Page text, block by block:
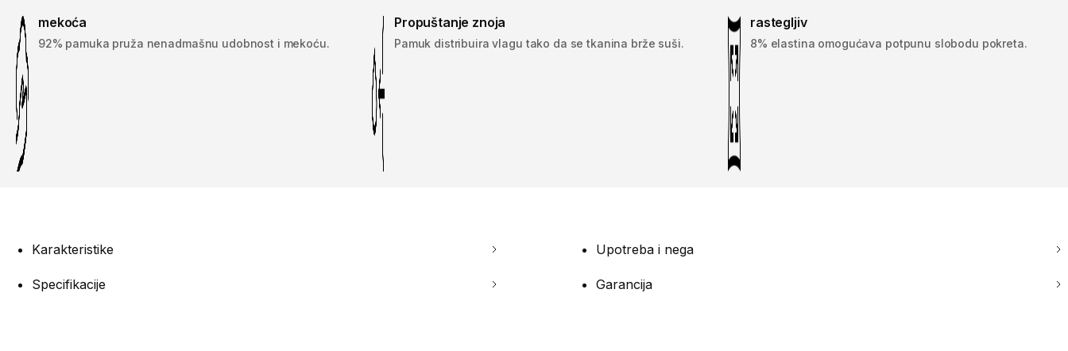
mekoća
92% pamuka pruža nenadmašnu udobnost i mekoću.
Propuštanje znoja
Pamuk distribuira vlagu tako da se tkanina brže suši.
rastegljiv
8% elastina omogućava potpunu slobodu pokreta.
Karakteristike Upotreba i nega
Specifikacije Garancija